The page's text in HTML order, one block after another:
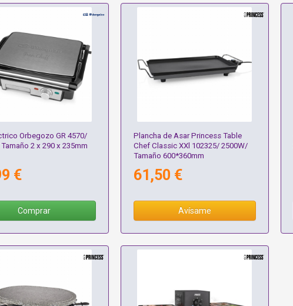
Orbegozo GR 4570/
2 x 290 x 235mm
€
Comprar
Plancha de Asar Princess Table
Chef Classic XXl 102325/ 2500W/
Tamaño 600*360mm
61,50 €
Avísame